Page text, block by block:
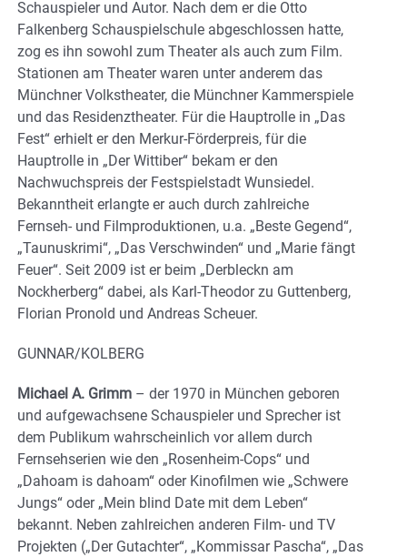
Schauspieler und Autor. Nach dem er die Otto
Falkenberg Schauspielschule abgeschlossen hatte,
zog es ihn sowohl zum Theater als auch zum Film.
Stationen am Theater waren unter anderem das
Münchner Volkstheater, die Münchner Kammerspiele
und das Residenztheater. Für die Hauptrolle in „Das
Fest“ erhielt er den Merkur-Förderpreis, für die
Hauptrolle in „Der Wittiber“ bekam er den
Nachwuchspreis der Festspielstadt Wunsiedel.
Bekanntheit erlangte er auch durch zahlreiche
Fernseh- und Filmproduktionen, u.a. „Beste Gegend“,
„Taunuskrimi“, „Das Verschwinden“ und „Marie fängt
Feuer“. Seit 2009 ist er beim „Derbleckn am
Nockherberg“ dabei, als Karl-Theodor zu Guttenberg,
Florian Pronold und Andreas Scheuer.
GUNNAR/KOLBERG
Michael A. Grimm – der 1970 in München geboren
und aufgewachsene Schauspieler und Sprecher ist
dem Publikum wahrscheinlich vor allem durch
Fernsehserien wie den „Rosenheim-Cops“ und
„Dahoam is dahoam“ oder Kinofilmen wie „Schwere
Jungs“ oder „Mein blind Date mit dem Leben“
bekannt. Neben zahlreichen anderen Film- und TV
Projekten („Der Gutachter“, „Kommissar Pascha“, „Das